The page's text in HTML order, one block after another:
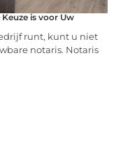
is voor Uw
runt, kunt u niet
notaris. Notaris